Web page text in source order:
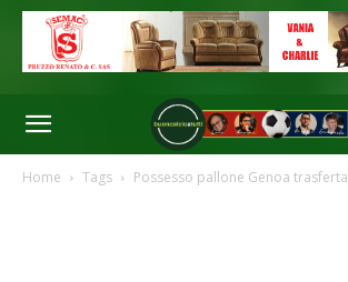
Home Tags Possesso pallone Genoa trasferta